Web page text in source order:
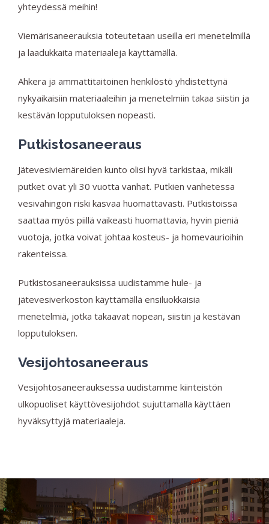
yhteydessä meihin!
Viemärisaneerauksia toteutetaan useilla eri menetelmillä
ja laadukkaita materiaaleja käyttämällä.
Ahkera ja ammattitaitoinen henkilöstö yhdistettynä
nykyaikaisiin materiaaleihin ja menetelmiin takaa siistin ja
kestävän lopputuloksen nopeasti.
Putkistosaneeraus
Jätevesiviemäreiden kunto olisi hyvä tarkistaa, mikäli
putket ovat yli 30 vuotta vanhat. Putkien vanhetessa
vesivahingon riski kasvaa huomattavasti. Putkistoissa
saattaa myös piillä vaikeasti huomattavia, hyvin pieniä
vuotoja, jotka voivat johtaa kosteus- ja homevaurioihin
rakenteissa.
Putkistosaneerauksissa uudistamme hule- ja
jätevesiverkoston käyttämällä ensiluokkaisia
menetelmiä, jotka takaavat nopean, siistin ja kestävän
lopputuloksen.
Vesijohtosaneeraus
Vesijohtosaneerauksessa uudistamme kiinteistön
ulkopuoliset käyttövesijohdot sujuttamalla käyttäen
hyväksyttyjä materiaaleja.